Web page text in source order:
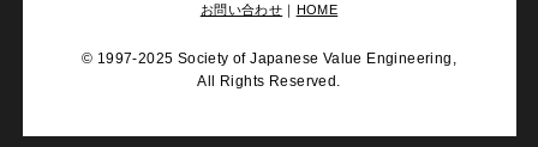
お問い合わせ ｜ HOME
© 1997-2025 Society of Japanese Value Engineering,
All Rights Reserved.